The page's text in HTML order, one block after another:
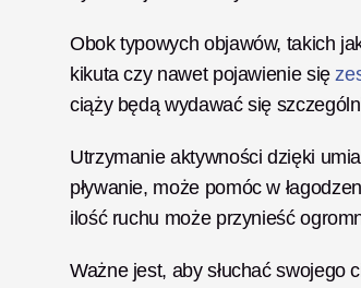
Obok typowych objawów, takich
kikuta czy nawet pojawienie się
ciąży będą wydawać się
Utrzymanie aktywności dzięki
pływanie, może pomóc w
Ważne jest, aby słuchać swojego